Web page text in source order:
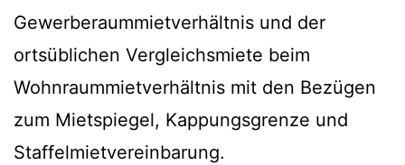
Gewerberaummietverhältnis und der
ortsüblichen Vergleichsmiete beim
Wohnraummietverhältnis mit den Bezügen
zum Mietspiegel, Kappungsgrenze und
Staffelmietvereinbarung.